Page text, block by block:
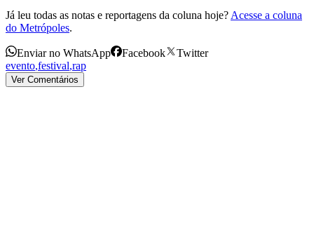
Já leu todas as notas e reportagens da coluna hoje? Acesse a coluna
do Metrópoles.
Enviar no WhatsApp Facebook
Twitter
evento,festival,rap
Ver Comentários